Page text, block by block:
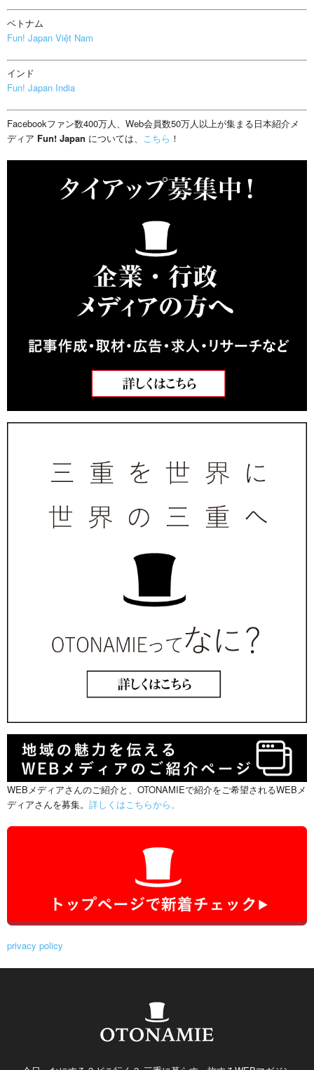
ベトナム
Fun! Japan Việt Nam
インド
Fun! Japan India
Facebookファン数400万人、Web会員数50万人以上が集まる日本紹介メ
ディア Fun! Japan については、 こちら ！
WEBメディアさんのご紹介と、OTONAMIEで紹介をご希望されるWEBメ
ディアさんを募集。 詳しくはこちらから。
privacy policy